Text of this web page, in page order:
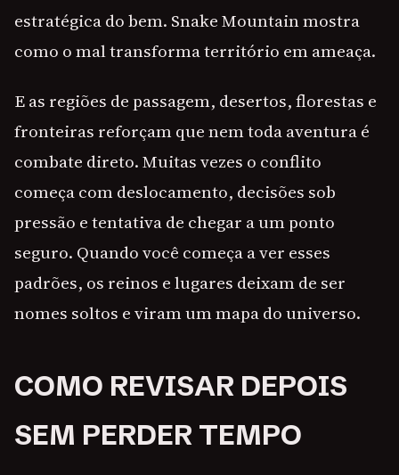
estratégica do bem. Snake Mountain mostra
como o mal transforma território em ameaça.
E as regiões de passagem, desertos, florestas e
fronteiras reforçam que nem toda aventura é
combate direto. Muitas vezes o conflito
começa com deslocamento, decisões sob
pressão e tentativa de chegar a um ponto
seguro. Quando você começa a ver esses
padrões, os reinos e lugares deixam de ser
nomes soltos e viram um mapa do universo.
COMO REVISAR DEPOIS
SEM PERDER TEMPO